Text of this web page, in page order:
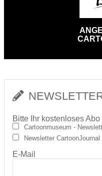
Bitte Ihr kostenloses
Cartoonmuseum -
Newsletter CartoonJournal
E-Mail